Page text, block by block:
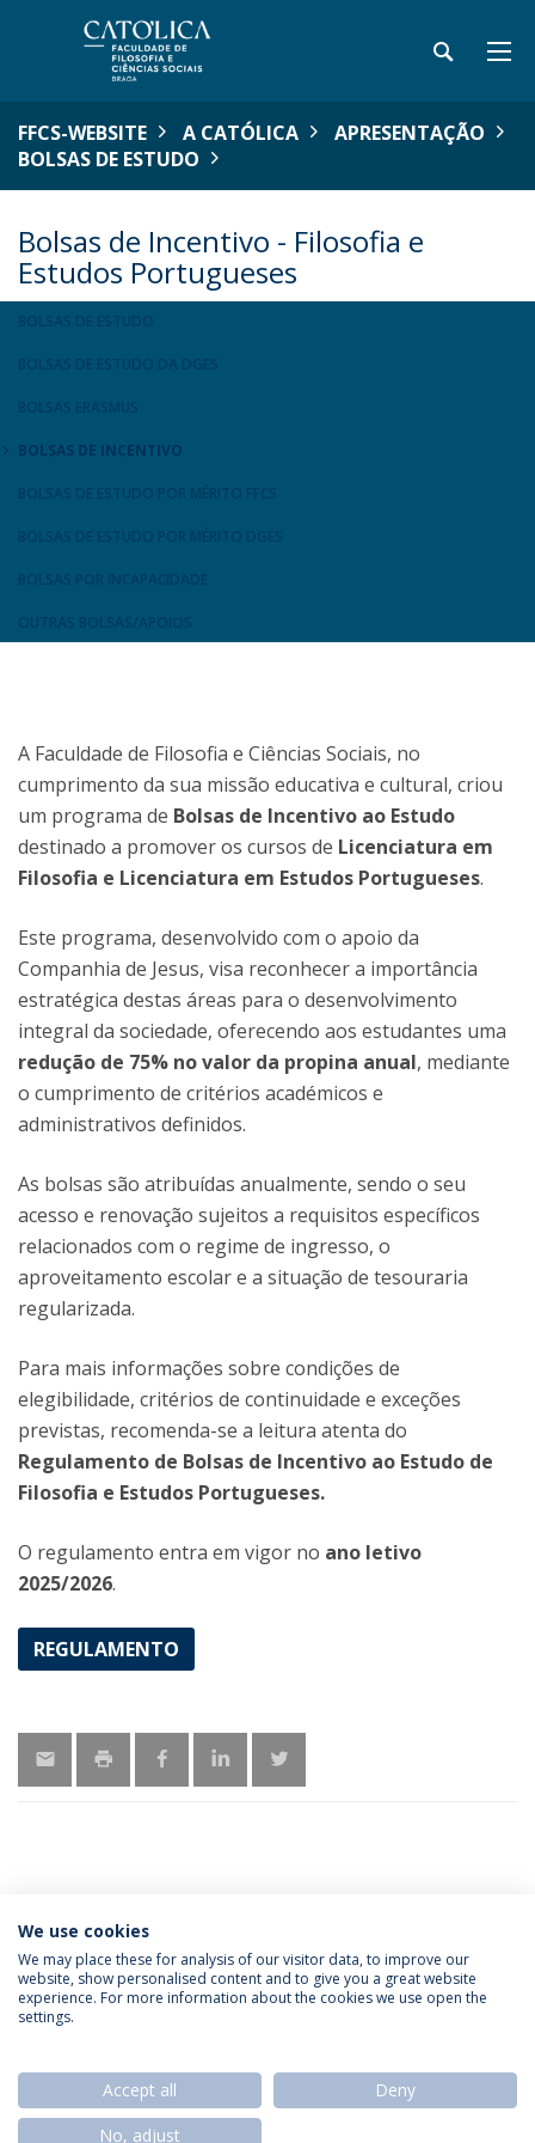
FFCS-WEBSITE A CATÓLICA
APRESENTAÇÃO
BOLSAS DE ESTUDO
Bolsas de Incentivo - Filosofia e
Estudos Portugueses
BOLSAS DE INCENTIVO
A Faculdade de Filosofia e Ciências Sociais, no
cumprimento da sua missão educativa e cultural, criou
um programa de Bolsas de Incentivo ao Estudo
destinado a promover os cursos de Licenciatura em
Filosofia e Licenciatura em Estudos Portugueses.
Este programa, desenvolvido com o apoio da
Companhia de Jesus, visa reconhecer a importância
estratégica destas áreas para o desenvolvimento
integral da sociedade, oferecendo aos estudantes uma
redução de 75% no valor da propina anual, mediante
o cumprimento de critérios académicos e
administrativos definidos.
As bolsas são atribuídas anualmente, sendo o seu
acesso e renovação sujeitos a requisitos específicos
relacionados com o regime de ingresso, o
aproveitamento escolar e a situação de tesouraria
regularizada.
Para mais informações sobre condições de
elegibilidade, critérios de continuidade e exceções
previstas, recomenda-se a leitura atenta do
Regulamento de Bolsas de Incentivo ao Estudo de
Filosofia e Estudos Portugueses.
O regulamento entra em vigor no ano letivo
2025/2026.
REGULAMENTO
MAIS INFORMAÇÃO
Política de Privacidade
Termos & Condições
We use cookies
We may place these for analysis of our visitor data, to improve our
website, show personalised content and to give you a great website
experience. For more information about the cookies we use open the
settings.
Accept all
Deny
No, adjust